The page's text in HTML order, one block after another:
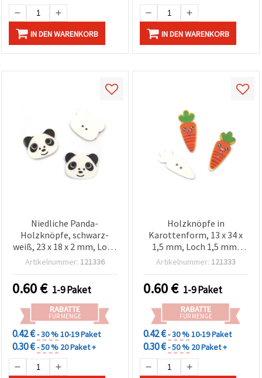
IN DEN WARENKORB IN DEN WARENKORB
Niedliche Panda-
Holzknöpfe, schwarz-
weiß, 23 x 18 x 2 mm, Loch
1 mm – Set mit 10 Stück
Schmuckherstellung &
kreative DIY-
Bastelprojekte
Artikelnummer: 121336
0.60€ 1-9 Paket
RABATTE
FÜR MENGE
0.42 €- 30 %10-19 Paket
0.30 €- 50 % 20 Paket +
Holzknöpfe in
Karottenform, 13 x 34 x
1,5 mm, Loch 1,5 mm,
Orange, 10er-Pack
Artikelnummer: 121333
0.60€ 1-9 Paket
RABATTE
FÜR MENGE
0.42 €- 30 %10-19 Paket
0.30 €- 50 % 20 Paket +